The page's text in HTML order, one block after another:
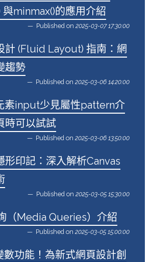
minmax()的應用介紹
Published on 2025-03-07 17:30:00
計 (Fluid Layout) 指南：網
趨勢
Published on 2025-03-06 14:20:00
素input少見屬性pattern介
時可以試試
Published on 2025-03-06 13:50:00
形印記：深入解析Canvas
Published on 2025-03-05 15:30:00
（Media Queries）介紹
Published on 2025-03-05 15:00:00
數功能！為新式網頁設計創